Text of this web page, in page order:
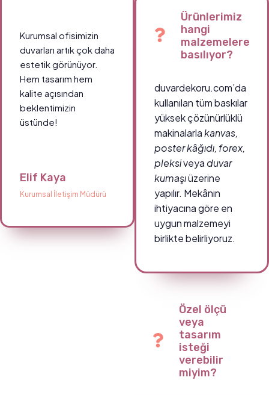
Kurumsal ofisimizin
duvarları artık çok daha
estetik görünüyor.
Hem tasarım hem
kalite açısından
beklentimizin
üstünde!
Elif Kaya
Kurumsal İletişim Müdürü
Ürünlerimiz
hangi
malzemelere
basılıyor?
duvardekoru.com’da
kullanılan tüm baskılar
yüksek çözünürlüklü
makinalarlakanvas,
poster kâğıdı, forex,
pleksiveya duvar
kumaşıüzerine
yapılır. Mekânın
ihtiyacına göre en
uygun malzemeyi
birlikte belirliyoruz.
Özel ölçü
veya
tasarım
isteği
verebilir
miyim?